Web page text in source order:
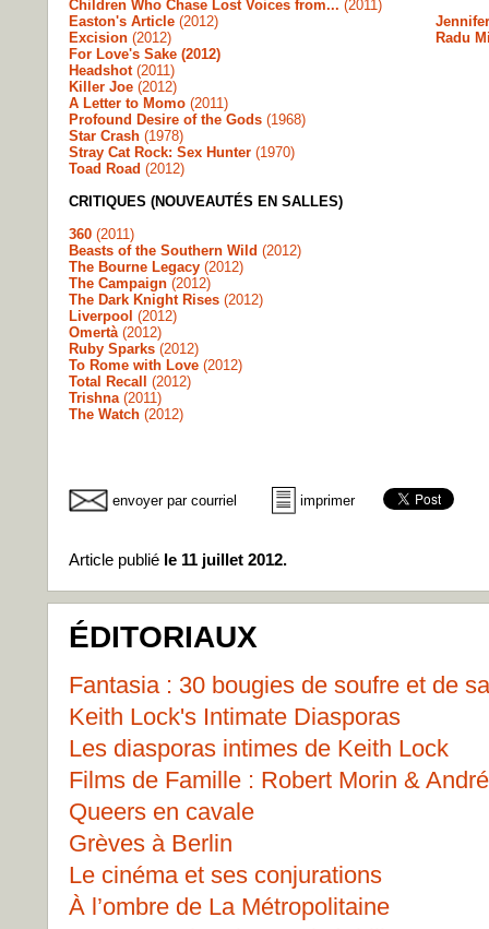
Children Who Chase Lost Voices from... (2011)
Easton's Article (2012)
Excision (2012)
For Love's Sake (2012)
Headshot (2011)
Killer Joe (2012)
A Letter to Momo (2011)
Profound Desire of the Gods (1968)
Star Crash (1978)
Stray Cat Rock: Sex Hunter (1970)
Toad Road (2012)
CRITIQUES (NOUVEAUTÉS EN SALLES)
360 (2011)
Beasts of the Southern Wild (2012)
The Bourne Legacy (2012)
The Campaign (2012)
The Dark Knight Rises (2012)
Liverpool (2012)
Omertà (2012)
Ruby Sparks (2012)
To Rome with Love (2012)
Total Recall (2012)
Trishna (2011)
The Watch (2012)
Radu
envoyer par courriel imprimer
Article publié le 11 juillet 2012.
ÉDITORIAUX
Fantasia : 30 bougies de soufre et de
Keith Lock's Intimate Diasporas
Les diasporas intimes de Keith Lock
Films de Famille : Robert Morin &
Queers en cavale
Grèves à Berlin
Le cinéma et ses conjurations
À l’ombre de La Métropolitaine